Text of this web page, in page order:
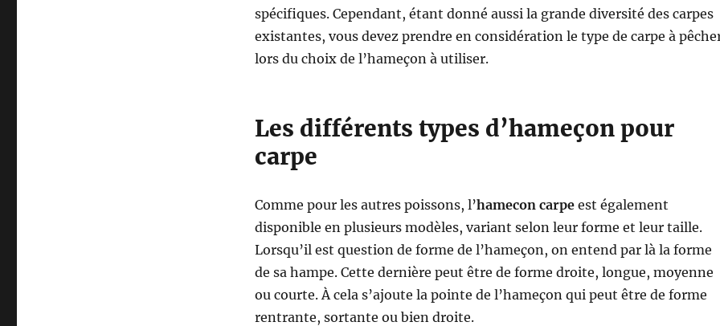
spécifiques. Cependant, étant donné aussi la grande diversité des carpes
existantes, vous devez prendre en considération le type de carpe à
lors du choix de l’hameçon à utiliser.
Les différents types d’hameçon pour
carpe
Comme pour les autres poissons, l’hamecon carpe est également
disponible en plusieurs modèles, variant selon leur forme et leur taille.
Lorsqu’il est question de forme de l’hameçon, on entend par là la forme
de sa hampe. Cette dernière peut être de forme droite, longue, moyenne
ou courte. À cela s’ajoute la pointe de l’hameçon qui peut être de forme
rentrante, sortante ou bien droite.